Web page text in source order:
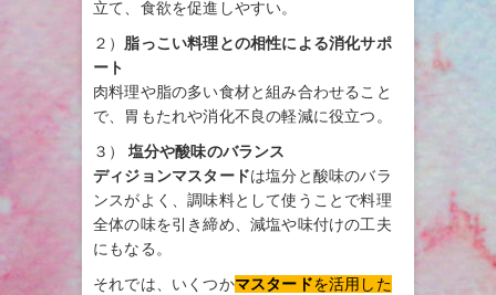
立て、食欲を促進しやすい。
２） 脂っこい料理との相性による消化サポ
ート
肉料理や脂の多い食材と組み合わせること
で、胃もたれや消化不良の軽減に役立つ。
３） 塩分や酸味のバランス
ディジョンマスタードは塩分と酸味のバラ
ンスがよく、調味料として使うことで料理
全体の味を引き締め、減塩や味付けの工夫
にもなる。
それでは、いくつかマスタードを活用した